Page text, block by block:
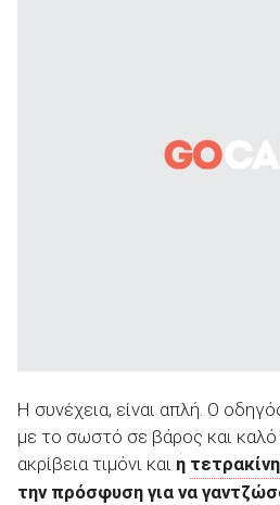
Η συνέχεια, είναι απλή. Ο
με το σωστό σε βάρος και
ακρίβεια τιμόνι και η
την πρόσφυση για να